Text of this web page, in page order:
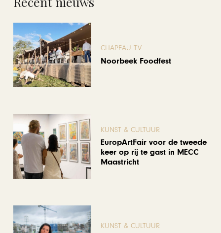
CHAPEAU TV
Noorbeek Foodfest
KUNST & CULTUUR
EuropArtFair voor de tweede
keer op rij te gast in MECC
Maastricht
KUNST & CULTUUR